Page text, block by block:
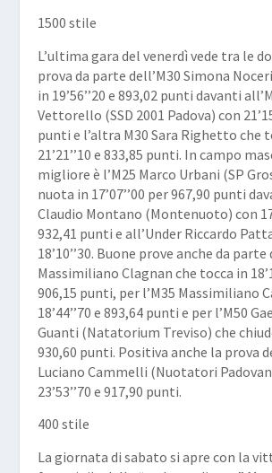
1500 stile
L’ultima gara del venerdì vede tra le
prova da parte dell’M30Simona
in 19’56’’20 e 893,02 punti davanti
Vettorello (SSD 2001 Padova) con
punti e l’altra M30Sara Righetto che
21’21’’10 e 833,85 punti. In campo
migliore è l’M25 Marco Urbani (SP
nuota in 17’07’’00 per 967,90 punti
Claudio Montano (Montenuoto) con
932,41 punti e all’Under Riccardo
18’10’’30. Buone prove anche da parte
Massimiliano Clagnan che tocca in
906,15 punti, per l’M35 Massimiliano
18’44’’70 e 893,64 punti e per l’M50
Guanti (Natatorium Treviso) che chiude
930,60 punti. Positiva anche la prova
Luciano Cammelli (Nuotatori
23’53’’70 e 917,90 punti.
400 stile
La giornata di sabato si apre con la